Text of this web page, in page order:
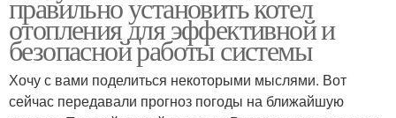
отопления для эффективной и
безопасной работы системы
Хочу с вами поделиться некоторыми мыслями. Вот
сейчас передавали прогноз погоды на ближайшую